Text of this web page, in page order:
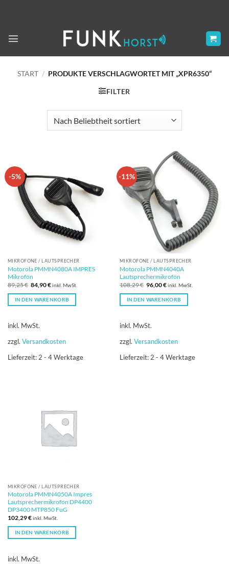
START / PRODUKTE VERSCHLAGWORTET MIT „XPR6350“
FILTER
-5%
MIKROFONE / LAUTSPRECHER
Motorola PMMN4080A IMPRES
Mikrofon
89,25€ Ursprünglicher
Preis
war:
89,25 €
84,90€Aktueller
ist:
84,90 €.
inkl. MwSt.
IN DEN WARENKORB
inkl. MwSt.
zzgl. Versandkosten
Lieferzeit:2 - 4 Werktage
-11%
MIKROFONE / LAUTSPRECHER
Motorola PMMN4040A
Lautsprechermikrofon
108,29€ Ursprünglicher
Preis
war:
108,29 €
96,00€Aktueller
ist:
96,00 €.
inkl. MwSt.
IN DEN WARENKORB
inkl. MwSt.
zzgl. Versandkosten
Lieferzeit:2 - 4 Werktage
MIKROFONE / LAUTSPRECHER
Motorola PMMN4050A Impres
Lautsprechermikrofon DP4400
DP3400 MTP850 FuG
102,29€inkl. MwSt.
IN DEN WARENKORB
inkl. MwSt.